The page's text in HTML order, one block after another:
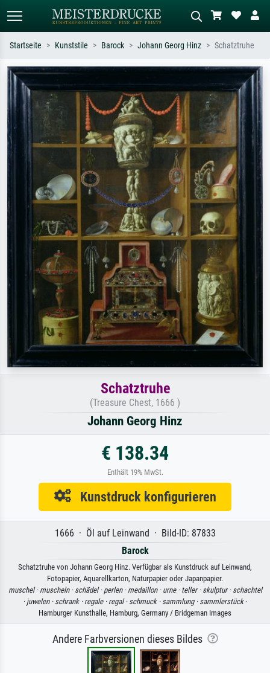
Standardsuche KI-Bildersuche
Suchen Sie nach Künstlern, Werktiteln
oder Stilen – z.B. Monet,
Sternennacht, Impressionismus, Welle
Hokusai, Akt.
Beschreiben Sie die Szene – z.B. Grüne
Wiese, Abstrakt mit viel Rot, Dunkles
Ölgemälde, Stehender Akt neben einem
Baum.
Startseite Kunststile Barock Johann Georg Hinz Schatztruhe
Schatztruhe
(Treasure Chest, 1666 )
Johann Georg Hinz
€ 138.34
Enthält 19% MwSt.
Kunstdruck konfigurieren
1666 · Öl auf Leinwand · Bild-ID: 87833
Barock
Schatztruhe von Johann Georg Hinz. Verfügbar als Kunstdruck auf Leinwand,
Fotopapier, Aquarellkarton, Naturpapier oder Japanpapier.
muschel · muscheln · schädel · perlen · medaillon · urne · teller · skulptur · schachtel
· juwelen · schrank · regale · regal · schmuck · sammlung · sammlerstück·
Hamburger Kunsthalle, Hamburg, Germany / Bridgeman Images
Andere Farbversionen dieses Bildes